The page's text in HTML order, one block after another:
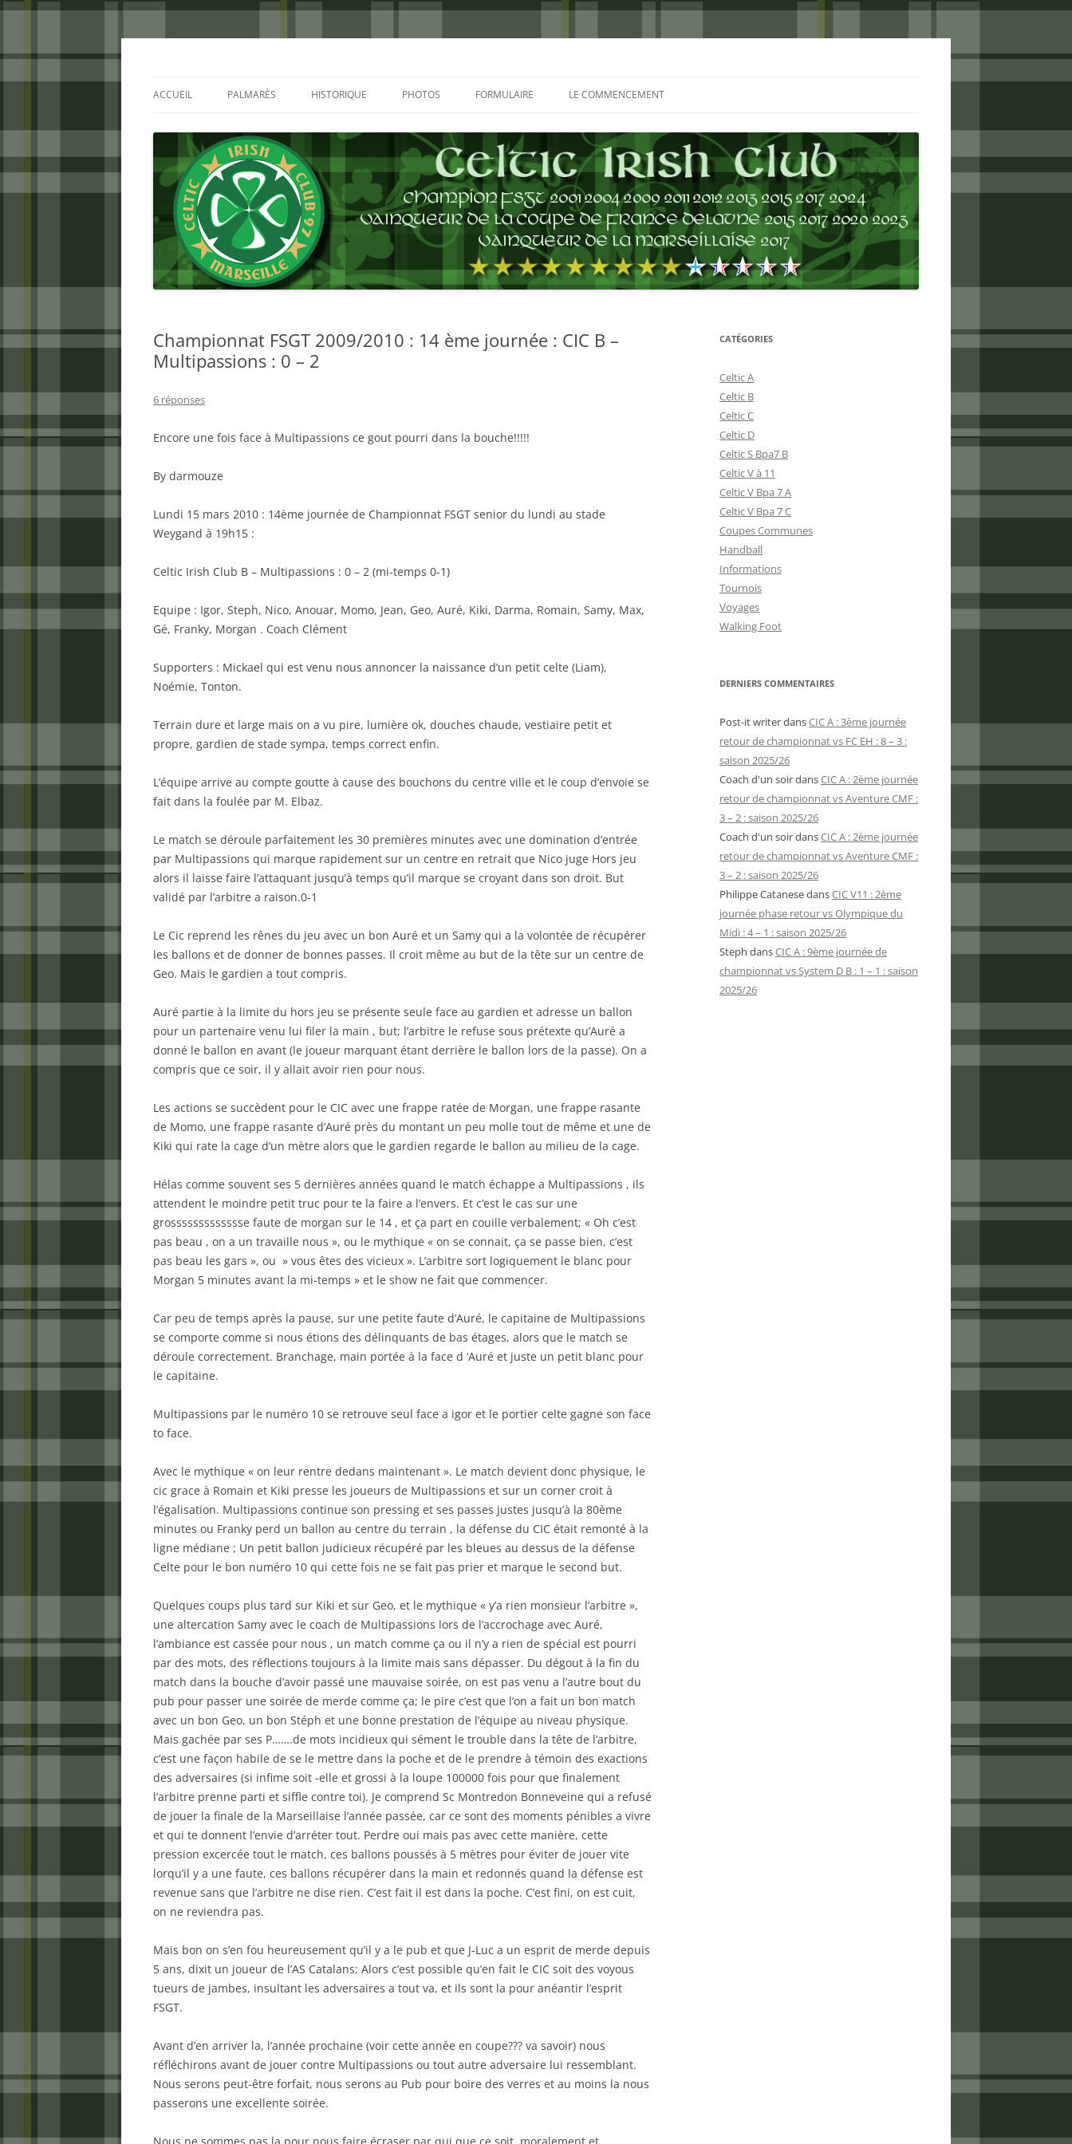
Aller
ACCUEIL PALMARÈS HISTORIQUE PHOTOS
GLASGOW 2002
CHARLIE & THE BHOYS 2006
PRAGUE 2006
NICE 2008
FORMULAIRE LE COMMENCEMENT
Championnat FSGT 2009/2010 : 14 ème journée : CIC B –
Multipassions : 0 – 2
6 réponses
Encore une fois face à Multipassions ce gout pourri dans la bouche!!!!!
By darmouze
Lundi 15 mars 2010 : 14ème journée de Championnat FSGT senior du lundi au stade
Weygand à 19h15 :
Celtic Irish Club B – Multipassions : 0 – 2 (mi-temps 0-1)
Equipe : Igor, Steph, Nico, Anouar, Momo, Jean, Geo, Auré, Kiki, Darma, Romain, Samy, Max,
Gé, Franky, Morgan . Coach Clément
Supporters : Mickael qui est venu nous annoncer la naissance d’un petit celte (Liam),
Noémie, Tonton.
Terrain dure et large mais on a vu pire, lumière ok, douches chaude, vestiaire petit et
propre, gardien de stade sympa, temps correct enfin.
L’équipe arrive au compte goutte à cause des bouchons du centre ville et le coup d’envoie se
fait dans la foulée par M. Elbaz.
Le match se déroule parfaitement les 30 premières minutes avec une domination d’entrée
par Multipassions qui marque rapidement sur un centre en retrait que Nico juge Hors jeu
alors il laisse faire l’attaquant jusqu’à temps qu’il marque se croyant dans son droit. But
validé par l’arbitre a raison.0-1
Le Cic reprend les rênes du jeu avec un bon Auré et un Samy qui a la volontée de récupérer
les ballons et de donner de bonnes passes. Il croit même au but de la tête sur un centre de
Geo. Mais le gardien a tout compris.
Auré partie à la limite du hors jeu se présente seule face au gardien et adresse un ballon
pour un partenaire venu lui filer la main , but; l’arbitre le refuse sous prétexte qu’Auré a
donné le ballon en avant (le joueur marquant étant derrière le ballon lors de la passe). On a
compris que ce soir, il y allait avoir rien pour nous.
Les actions se succèdent pour le CIC avec une frappe ratée de Morgan, une frappe rasante
de Momo, une frappe rasante d’Auré près du montant un peu molle tout de même et une de
Kiki qui rate la cage d’un mètre alors que le gardien regarde le ballon au milieu de la cage.
Hélas comme souvent ses 5 dernières années quand le match échappe a Multipassions , ils
attendent le moindre petit truc pour te la faire a l’envers. Et c’est le cas sur une
grossssssssssssse faute de morgan sur le 14 , et ça part en couille verbalement; « Oh c’est
pas beau , on a un travaille nous », ou le mythique « on se connait, ça se passe bien, c’est
pas beau les gars », ou » vous êtes des vicieux ». L’arbitre sort logiquement le blanc pour
Morgan 5 minutes avant la mi-temps » et le show ne fait que commencer.
Car peu de temps après la pause, sur une petite faute d’Auré, le capitaine de Multipassions
se comporte comme si nous étions des délinquants de bas étages, alors que le match se
déroule correctement. Branchage, main portée à la face d ‘Auré et juste un petit blanc pour
le capitaine.
Multipassions par le numéro 10 se retrouve seul face a igor et le portier celte gagne son face
to face.
Avec le mythique « on leur rentre dedans maintenant ». Le match devient donc physique, le
cic grace à Romain et Kiki presse les joueurs de Multipassions et sur un corner croit à
l’égalisation. Multipassions continue son pressing et ses passes justes jusqu’à la 80ème
minutes ou Franky perd un ballon au centre du terrain , la défense du CIC était remonté à la
ligne médiane ; Un petit ballon judicieux récupéré par les bleues au dessus de la défense
Celte pour le bon numéro 10 qui cette fois ne se fait pas prier et marque le second but.
Quelques coups plus tard sur Kiki et sur Geo, et le mythique « y’a rien monsieur l’arbitre »,
une altercation Samy avec le coach de Multipassions lors de l’accrochage avec Auré,
l’ambiance est cassée pour nous , un match comme ça ou il n’y a rien de spécial est pourri
par des mots, des réflections toujours à la limite mais sans dépasser. Du dégout à la fin du
match dans la bouche d’avoir passé une mauvaise soirée, on est pas venu a l’autre bout du
pub pour passer une soirée de merde comme ça; le pire c’est que l’on a fait un bon match
avec un bon Geo, un bon Stéph et une bonne prestation de l’équipe au niveau physique.
Mais gachée par ses P…….de mots incidieux qui sément le trouble dans la tête de l’arbitre,
c’est une façon habile de se le mettre dans la poche et de le prendre à témoin des exactions
des adversaires (si infime soit -elle et grossi à la loupe 100000 fois pour que finalement
l’arbitre prenne parti et siffle contre toi). Je comprend Sc Montredon Bonneveine qui a refusé
de jouer la finale de la Marseillaise l’année passée, car ce sont des moments pénibles a vivre
et qui te donnent l’envie d’arréter tout. Perdre oui mais pas avec cette manière, cette
pression excercée tout le match, ces ballons poussés à 5 mètres pour éviter de jouer vite
lorqu’il y a une faute, ces ballons récupérer dans la main et redonnés quand la défense est
revenue sans que l’arbitre ne dise rien. C’est fait il est dans la poche. C’est fini, on est cuit,
on ne reviendra pas.
Mais bon on s’en fou heureusement qu’il y a le pub et que J-Luc a un esprit de merde depuis
5 ans, dixit un joueur de l’AS Catalans; Alors c’est possible qu’en fait le CIC soit des voyous
tueurs de jambes, insultant les adversaires a tout va, et ils sont la pour anéantir l’esprit
FSGT.
Avant d’en arriver la, l’année prochaine (voir cette année en coupe??? va savoir) nous
réfléchirons avant de jouer contre Multipassions ou tout autre adversaire lui ressemblant.
Nous serons peut-être forfait, nous serons au Pub pour boire des verres et au moins la nous
passerons une excellente soirée.
CATÉGORIES
Celtic A
Celtic B
Celtic C
Celtic D
Celtic S Bpa7 B
Celtic V à 11
Celtic V Bpa 7 A
Celtic V Bpa 7 C
Coupes Communes
Handball
Informations
Tournois
Voyages
Walking Foot
DERNIERS COMMENTAIRES
Post-it writerdansCIC A : 3ème journée
retour de championnat vs FC EH : 8 – 3 :
saison 2025/26
Coach d'un soirdansCIC A : 2ème journée
retour de championnat vs Aventure CMF :
3 – 2 : saison 2025/26
Coach d'un soirdansCIC A : 2ème journée
retour de championnat vs Aventure CMF :
3 – 2 : saison 2025/26
Philippe CatanesedansCIC V11 : 2ème
journée phase retour vs Olympique du
Midi : 4 – 1 : saison 2025/26
Steph dansCIC A : 9ème journée de
championnat vs System D B : 1 – 1 : saison
2025/26